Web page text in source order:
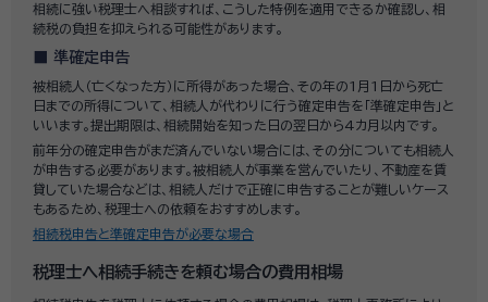
相続に強い税理士へ相談すれば、こうした特例を適用できるか確認し、相
続税の負担を抑えられる可能性があります。
準確定申告
被相続人（亡くなった方）に所得があった場合、その年の1月1日から死亡
日までの所得について、相続人が代わりに行う確定申告を「準確定申告」と
いいます。提出期限は、相続開始を知った日の翌日から4カ月以内です。
前年分の確定申告がまだ済んでいない場合には、その分についても相続人
が申告する必要があります。被相続人が事業を営んでいたり、不動産を賃
貸していた場合などは、相続人だけで正確に申告することが難しいケース
もあるため、税理士への依頼をおすすめします。
相続税申告と準確定申告が必要な場合
税理士へ相続手続きを頼む場合の費用相場